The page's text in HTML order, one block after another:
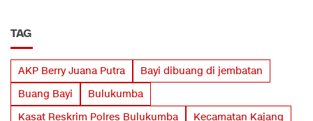
TAG
AKP Berry Juana Putra
Bayi dibuang di jembatan
Buang Bayi
Bulukumba
Kasat Reskrim Polres Bulukumba
Kecamatan Kajang